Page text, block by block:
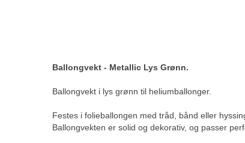
Ballongvekt - Metallic Lys Grønn.
Ballongvekt i lys grønn til heliumballonger.
Festes i folieballongen med tråd, bånd eller
Ballongvekten er solid og dekorativ, og passer